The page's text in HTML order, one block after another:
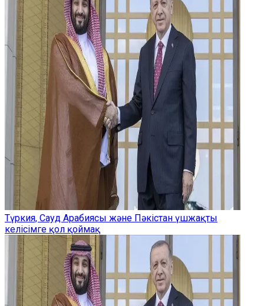
Түркия, Сауд Арабиясы және Пәкістан үшжақты
келісімге қол қоймақ